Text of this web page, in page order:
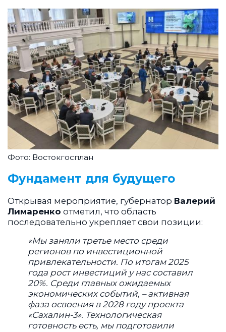
Фото: Востокгосплан
Фундамент для будущего
Открывая мероприятие, губернатор Валерий
Лимаренко отметил, что область
последовательно укрепляет свои позиции:
«Мы заняли третье место среди
регионов по инвестиционной
привлекательности. По итогам 2025
года рост инвестиций у нас составил
20%. Среди главных ожидаемых
экономических событий, – активная
фаза освоения в 2028 году проекта
«Сахалин-3». Технологическая
готовность есть, мы подготовили